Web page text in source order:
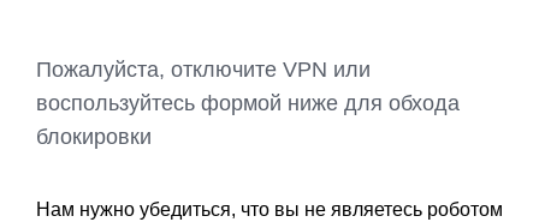
Пожалуйста, отключите VPN или
воспользуйтесь формой ниже для обхода
блокировки
Нам нужно убедиться, что вы не являетесь роботом